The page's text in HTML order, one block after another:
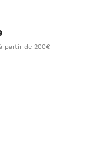
partir de 200€